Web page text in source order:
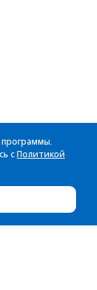
с Политикой